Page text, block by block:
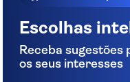
Escolhas
Receba sugestões
os seus interesses